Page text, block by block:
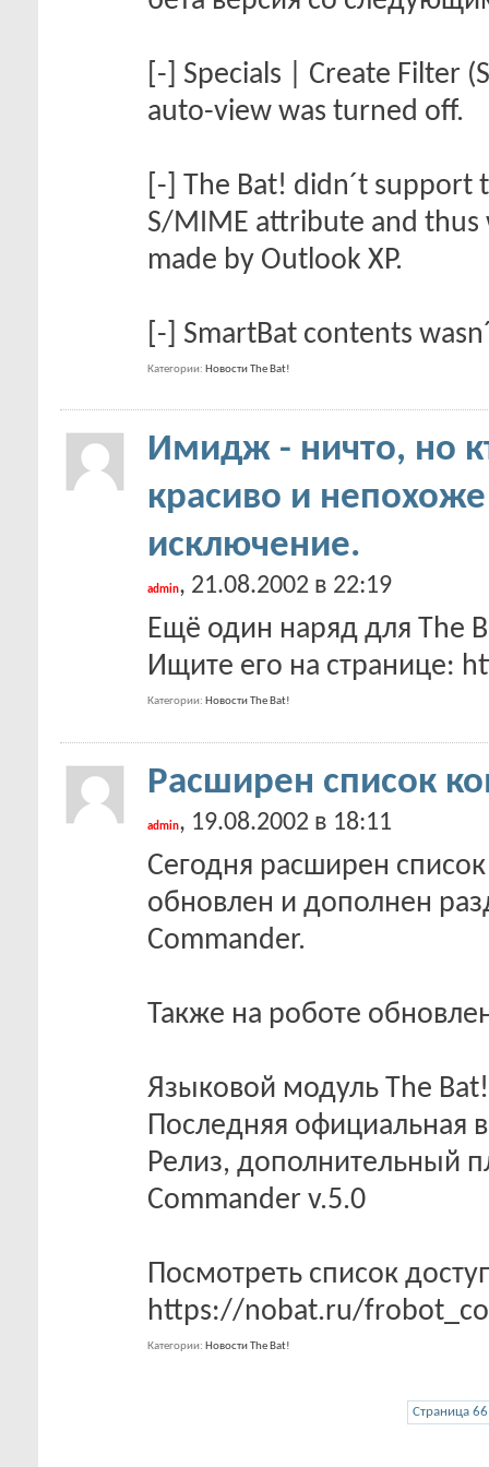
[-] Specials | Create Filter
auto-view was turned off.
[-] The Bat! didn´t
S/MIME attribute and thus
made by Outlook XP.
[-] SmartBat contents
Категории Новости The Bat!
Имидж - ничто, но
красиво и
исключение.
admin, 21.08.2002 в 22:19
Ещё один наряд для The
Ищите его на странице:
Категории Новости The Bat!
Расширен список
admin, 19.08.2002 в 18:11
Сегодня расширен
обновлен и дополнен
Commander.
Также на роботе
Языковой модуль The Bat!
Последняя официальная
Релиз, дополнительный
Commander v.5.0
Посмотреть список
https://nobat.ru/
Категории Новости The Bat!
Страница